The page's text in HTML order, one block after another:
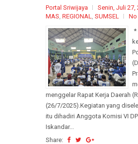
Portal Sriwijaya Senin, Juli 27,
MAS, REGIONAL, SUMSEL
*
menggelar Rapat Kerja Daerah
(26/7/2025).Kegiatan yang
itu dihadiri Anggota Komisi VI
Iskandar...
Share: